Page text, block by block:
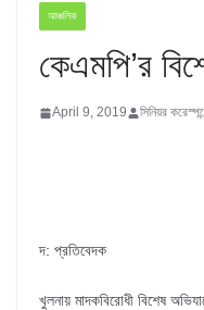
আঞ্চলিক
কেএমপি’র
April 9, 2019 সিনিয়র
দ: প্রতিবেদক
খুলনায় মাদকবিরোধী বিশেষ